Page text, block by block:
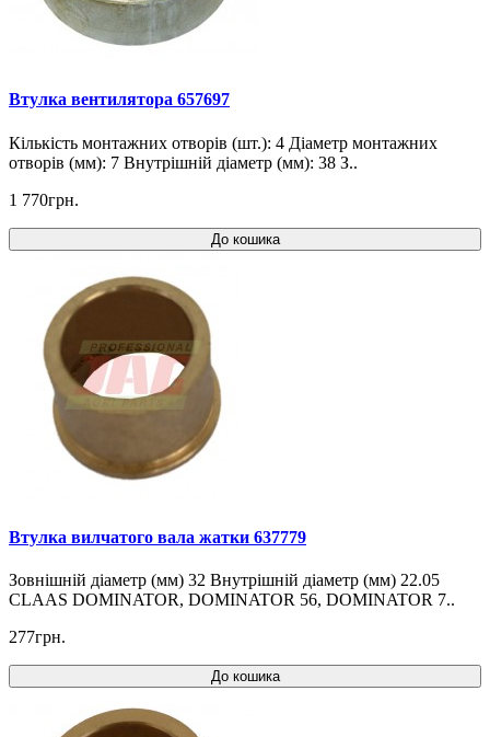
Втулка вентилятора 657697
Кількість монтажних отворів (шт.): 4 Діаметр монтажних
отворів (мм): 7 Внутрішній діаметр (мм): 38 З..
1 770грн.
До кошика
Втулка вилчатого вала жатки 637779
Зовнішній діаметр (мм) 32 Внутрішній діаметр (мм) 22.05
CLAAS DOMINATOR, DOMINATOR 56, DOMINATOR 7..
277грн.
До кошика